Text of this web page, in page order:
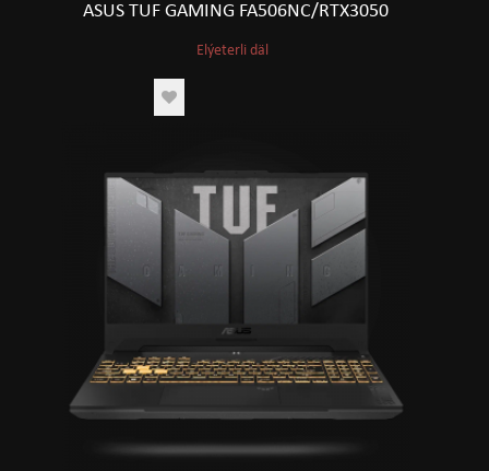
ASUS TUF GAMING FA506NC/RTX3050
Elýeterli däl